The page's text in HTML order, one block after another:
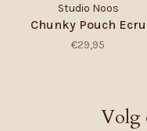
Studio Noos
Chunky Pouch Ecru
€29,95
Volg